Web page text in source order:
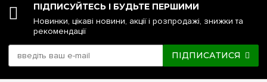
ПІДПИСУЙТЕСЬ І БУДЬТЕ ПЕРШИМИ
Новинки, цікаві новини, акції і розпродажі, знижки та
рекомендації
ПІДПИСАТИСЯ